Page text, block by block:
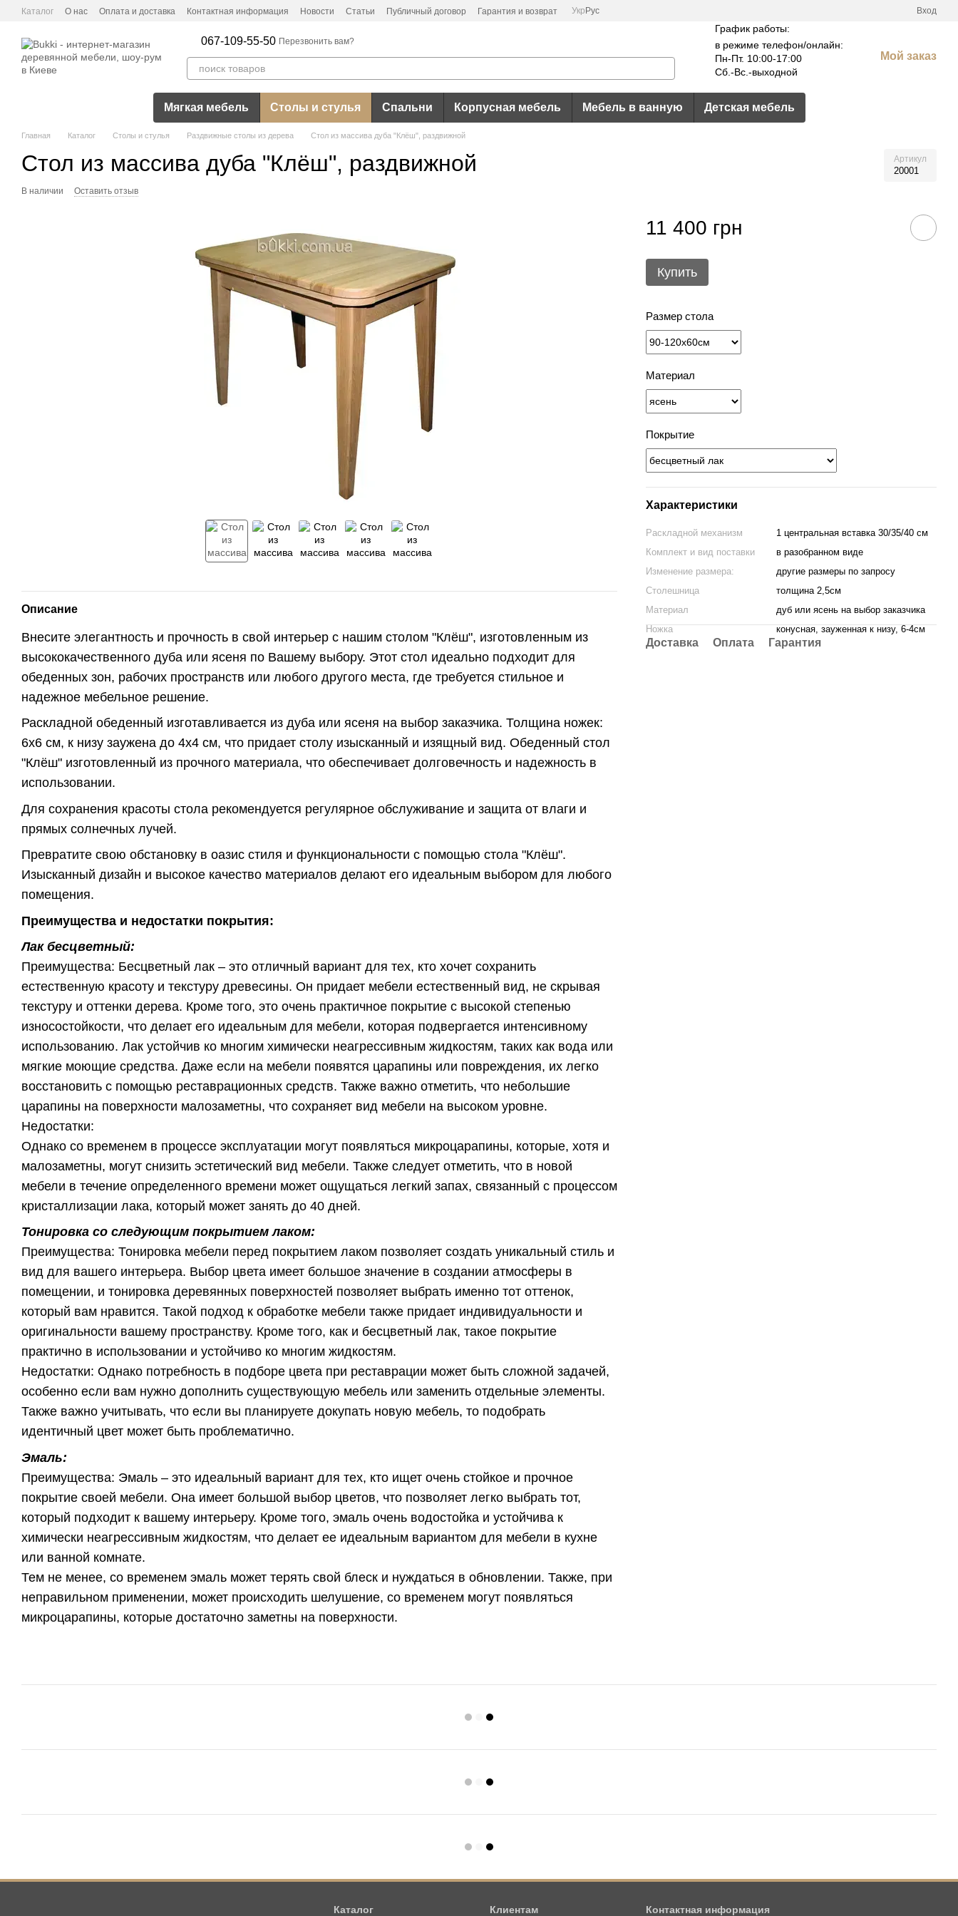
Перейти к основному контенту
Каталог О нас Оплата и доставка Контактная информация Новости Статьи Публичный договор Гарантия и возврат Укр Рус Вход
067-109-55-50 Перезвонить вам?
График работы:
в режиме телефон/онлайн:
Пн-Пт. 10:00-17:00
Сб.-Вс.-выходной
Мой заказ
Мягкая мебель Столы и стулья Спальни Корпусная мебель Мебель в ванную Детская мебель
Главная Каталог Столы и стулья Раздвижные столы из дерева Стол из массива дуба "Клёш", раздвижной
Стол из массива дуба "Клёш", раздвижной Артикул
20001
В наличии Оставить отзыв
Описание
Внесите элегантность и прочность в свой интерьер с нашим столом "Клёш", изготовленным из
высококачественного дуба или ясеня по Вашему выбору. Этот стол идеально подходит для
обеденных зон, рабочих пространств или любого другого места, где требуется стильное и
надежное мебельное решение.
Раскладной обеденный изготавливается из дуба или ясеня на выбор заказчика. Толщина ножек:
6х6 см, к низу заужена до 4х4 см, что придает столу изысканный и изящный вид. Обеденный стол
"Клёш" изготовленный из прочного материала, что обеспечивает долговечность и надежность в
использовании.
Для сохранения красоты стола рекомендуется регулярное обслуживание и защита от влаги и
прямых солнечных лучей.
Превратите свою обстановку в оазис стиля и функциональности с помощью стола "Клёш".
Изысканный дизайн и высокое качество материалов делают его идеальным выбором для любого
помещения.
Преимущества и недостатки покрытия:
Лак бесцветный:
Преимущества: Бесцветный лак – это отличный вариант для тех, кто хочет сохранить
естественную красоту и текстуру древесины. Он придает мебели естественный вид, не скрывая
текстуру и оттенки дерева. Кроме того, это очень практичное покрытие с высокой степенью
износостойкости, что делает его идеальным для мебели, которая подвергается интенсивному
использованию. Лак устойчив ко многим химически неагрессивным жидкостям, таких как вода или
мягкие моющие средства. Даже если на мебели появятся царапины или повреждения, их легко
восстановить с помощью реставрационных средств. Также важно отметить, что небольшие
царапины на поверхности малозаметны, что сохраняет вид мебели на высоком уровне.
Недостатки:
Однако со временем в процессе эксплуатации могут появляться микроцарапины, которые, хотя и
малозаметны, могут снизить эстетический вид мебели. Также следует отметить, что в новой
мебели в течение определенного времени может ощущаться легкий запах, связанный с процессом
кристаллизации лака, который может занять до 40 дней.
Тонировка со следующим покрытием лаком:
Преимущества: Тонировка мебели перед покрытием лаком позволяет создать уникальный стиль и
вид для вашего интерьера. Выбор цвета имеет большое значение в создании атмосферы в
помещении, и тонировка деревянных поверхностей позволяет выбрать именно тот оттенок,
который вам нравится. Такой подход к обработке мебели также придает индивидуальности и
оригинальности вашему пространству. Кроме того, как и бесцветный лак, такое покрытие
практично в использовании и устойчиво ко многим жидкостям.
Недостатки: Однако потребность в подборе цвета при реставрации может быть сложной задачей,
особенно если вам нужно дополнить существующую мебель или заменить отдельные элементы.
Также важно учитывать, что если вы планируете докупать новую мебель, то подобрать
идентичный цвет может быть проблематично.
Эмаль:
Преимущества: Эмаль – это идеальный вариант для тех, кто ищет очень стойкое и прочное
покрытие своей мебели. Она имеет большой выбор цветов, что позволяет легко выбрать тот,
который подходит к вашему интерьеру. Кроме того, эмаль очень водостойка и устойчива к
химически неагрессивным жидкостям, что делает ее идеальным вариантом для мебели в кухне
или ванной комнате.
Тем не менее, со временем эмаль может терять свой блеск и нуждаться в обновлении. Также, при
неправильном применении, может происходить шелушение, со временем могут появляться
микроцарапины, которые достаточно заметны на поверхности.
11 400 грн
Купить
Размер стола
Материал
Покрытие
Характеристики
Раскладной механизм
1 центральная вставка 30/35/40 см
Комплект и вид поставки
в разобранном виде
Изменение размера:
другие размеры по запросу
Столешница
толщина 2,5см
Материал
дуб или ясень на выбор заказчика
Ножка
конусная, зауженная к низу, 6-4см
Доставка Оплата Гарантия
Каталог Клиентам Контактная информация